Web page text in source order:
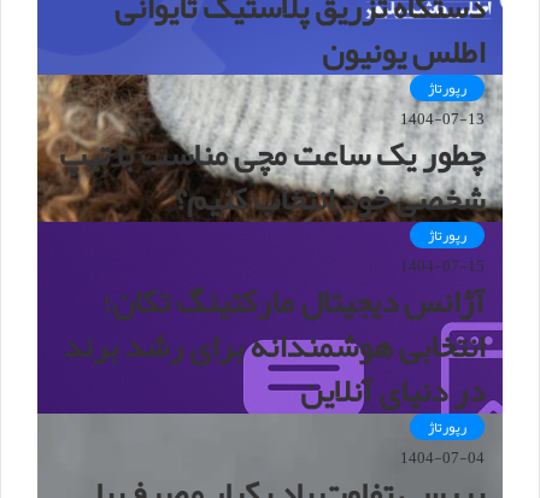
اطلس یونیون
رپورتاژ
1404-07-13
چطور یک ساعت مچی مناسب با تیپ
شخصی خود انتخاب کنیم؟
رپورتاژ
1404-07-15
آژانس دیجیتال مارکتینگ تکان؛
انتخابی هوشمندانه برای رشد برند
در دنیای آنلاین
رپورتاژ
1404-07-04